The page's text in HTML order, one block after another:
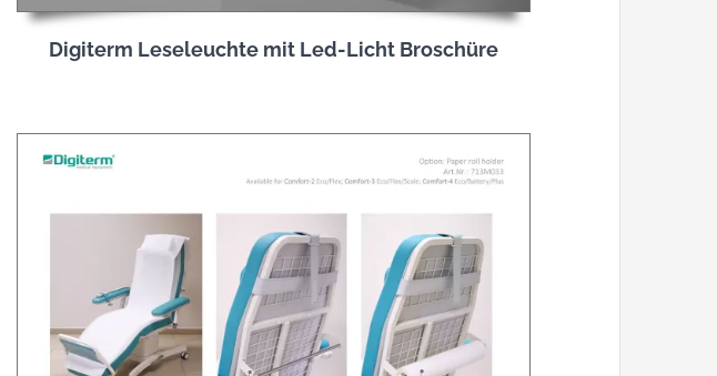
Digiterm Leseleuchte mit Led-Licht Broschüre